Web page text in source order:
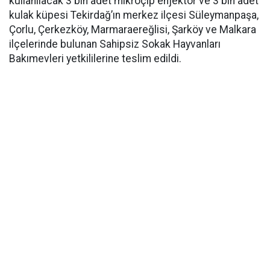
kulak küpesi Tekirdağ’ın merkez ilçesi Süleymanpaşa,
Çorlu, Çerkezköy, Marmaraereğlisi, Şarköy ve Malkara
ilçelerinde bulunan Sahipsiz Sokak Hayvanları
Bakımevleri yetkililerine teslim edildi.